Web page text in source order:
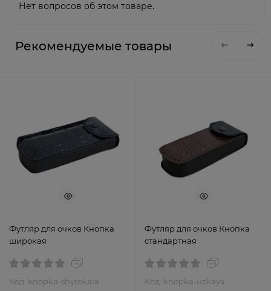
Нет вопросов об этом товаре.
Рекомендуемые товары
Футляр для очков Кнопка
широкая
Код: knopka-shyrokaia
Футляр для очков Кнопка
стандартная
Код: knopka-uzkaya